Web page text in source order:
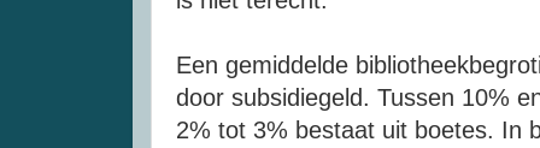
Een gemiddelde
door subsidiegeld. Tussen 10%
2% tot 3% bestaat uit boetes. In